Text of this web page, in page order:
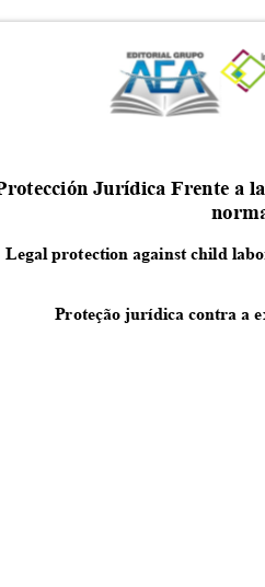
Jurídica Frente a
Legal protection against child
Proteção jurídica contra a